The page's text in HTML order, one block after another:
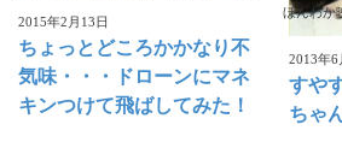
2015年2月13日
ちょっとどころかかなり不
気味・・・ドローンにマネ
キンつけて飛ばしてみた！
ほんわか
2013年6
すや
ちゃ